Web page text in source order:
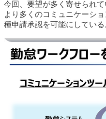
今回、要望が多く寄せられて
より多くのコミュニケーシ
種申請承認を可能にしている